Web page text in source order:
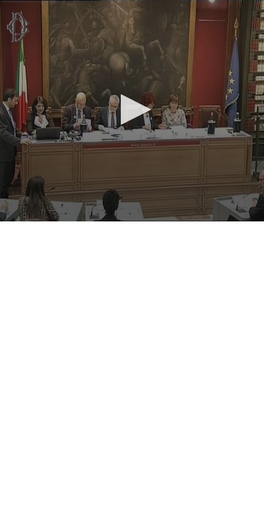
Vai al contenuto principale
WebTV Camera dei Deputati
Vai al menu di navigazione
Contenuto
Fine contenuto
Vai al contenuto principale Vai al menu di navigazione